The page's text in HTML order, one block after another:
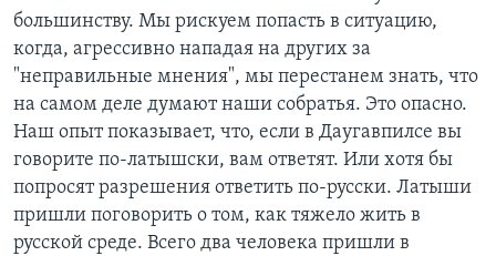
большинству. Мы рискуем попасть в ситуацию,
когда, агрессивно нападая на других за
"неправильные мнения", мы перестанем знать, что
на самом деле думают наши собратья. Это опасно.
Наш опыт показывает, что, если в Даугавпилсе вы
говорите по-латышски, вам ответят. Или хотя бы
попросят разрешения ответить по-русски. Латыши
пришли поговорить о том, как тяжело жить в
русской среде. Всего два человека пришли в